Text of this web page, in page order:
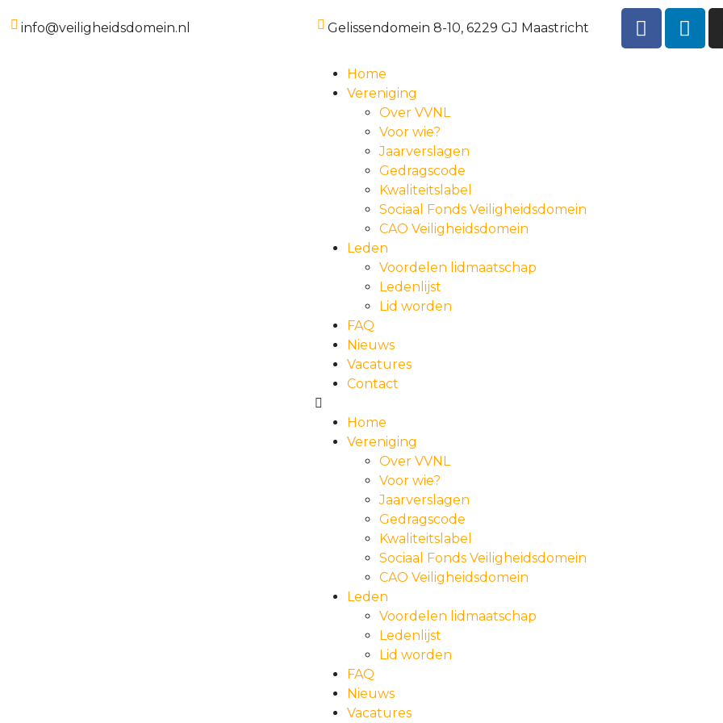
info@veiligheidsdomein.nl Gelissendomein 8-10, 6229 GJ Maastricht
Home
Vereniging
Over VVNL
Voor wie?
Jaarverslagen
Gedragscode
Kwaliteitslabel
Sociaal Fonds Veiligheidsdomein
CAO Veiligheidsdomein
Leden
Voordelen lidmaatschap
Ledenlijst
Lid worden
FAQ
Nieuws
Vacatures
Contact
Home
Vereniging
Over VVNL
Voor wie?
Jaarverslagen
Gedragscode
Kwaliteitslabel
Sociaal Fonds Veiligheidsdomein
CAO Veiligheidsdomein
Leden
Voordelen lidmaatschap
Ledenlijst
Lid worden
FAQ
Nieuws
Vacatures